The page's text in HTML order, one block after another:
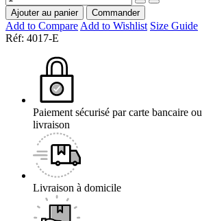
Ajouter au panier Commander
Add to CompareAdd to Wishlist Size Guide
Réf: 4017-E
Paiement sécurisé par carte bancaire
livraison
Livraison à domicile